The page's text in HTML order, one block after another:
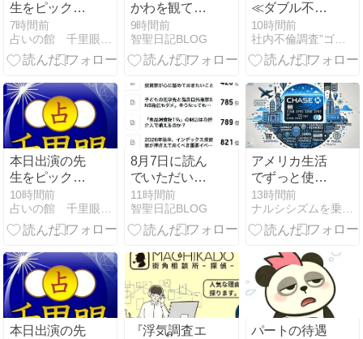
生をピックア
ップ【天元 天
音(てんげんあ
まね)先生】
7時間前
かわを観て考
えた『罪を暴
くこと』と
『正義』
9時間前
智聖日記BLOG
≪ダブル不倫
調査≫離婚慰
謝料・不貞行
為証拠集めゴ
所・有責配偶
者一方的離婚
別居2026年8
月3月不倫調
査探偵川崎蒲
田
10時間前
社内不倫調査”ゴリラ探偵事務所(証拠集め)離婚慰謝料東京横浜
本日出演の先
生をピックア
ップ【天元 天
音(てんげんあ
まね)先生】
10時間前
8月7日に読ん
でいただいた
記事
11時間前
智聖日記BLOG
アメリカ生活
でずっと使っ
ているChase
Freedomクレ
ジットカード
めできます
13時間前
本日出演の先
『浮気調査エ
パートの待遇